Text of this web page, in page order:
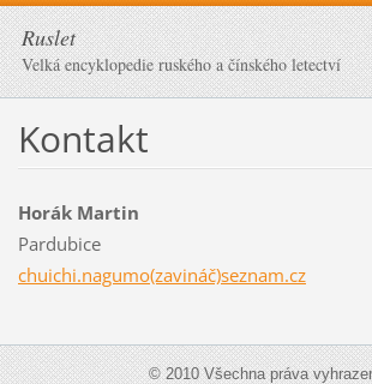
Ruslet
Velká encyklopedie ruského a čínského letectví
Kontakt
Horák Martin
Pardubice
chuichi.nagumo(zavináč)seznam.cz
© 2010 Všechna práva